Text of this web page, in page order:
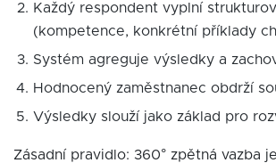
Každý respondent vyplní
(kompetence, konkrétní příklady
Systém agreguje výsledky a
Hodnocený zaměstnanec obdrží
Výsledky slouží jako základ pro
Zásadní pravidlo: 360° zpětná vazba je